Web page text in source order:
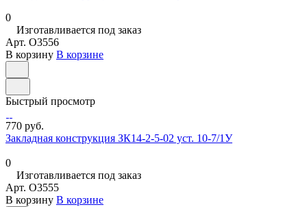
0
Изготавливается под заказ
Арт. O3556
В корзину В корзине
Быстрый просмотр
770 руб.
Закладная конструкция ЗК14-2-5-02 уст. 10-7/1У
0
Изготавливается под заказ
Арт. O3555
В корзину В корзине